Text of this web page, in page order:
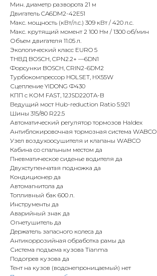
Мин. диаметр разворота 21 м
Двигатель CA6DM2-42E51
Макс. мощность (кВт/л.с.) 309 кВт / 420 л.с.
Макс. крутящий момент 2 100 Нм / 1300 об/мин
Объем двигателя 11.05 л.
Экологический класс EURO 5
ТНВД BOSCH, CPN2.2+ —6DN1
Форсунки BOSCH, CRIN2-6DM2
Турбокомпрессор HOLSET, HX55W
Сцепление YIDONG Ф430
КПП с КОМ FAST, 12JSD220TA-B
Ведущий мост Hub-reduction Ratio 5.921
Шины 315/80 R22.5
Автоматический регулятор тормозов Haldex
Антиблокировочная тормозная система WABCO
Узел воздухоосушителя и клапаны WABCO
Кабина со спальным местом да
Пневматическое сиденье водителя да
Двухступенчатая подножка да
Кондиционер да
Автомагнитола да
Топливный бак 600 л.
Инструменты да
Аварийный знак да
Огнетушитель да
Держатель запасного колеса да
Антикоррозийная обработка рамы да
Система подъема кузова Tianma
Подогрев кузова да
Тент на кузов (водонепроницаемый) нет